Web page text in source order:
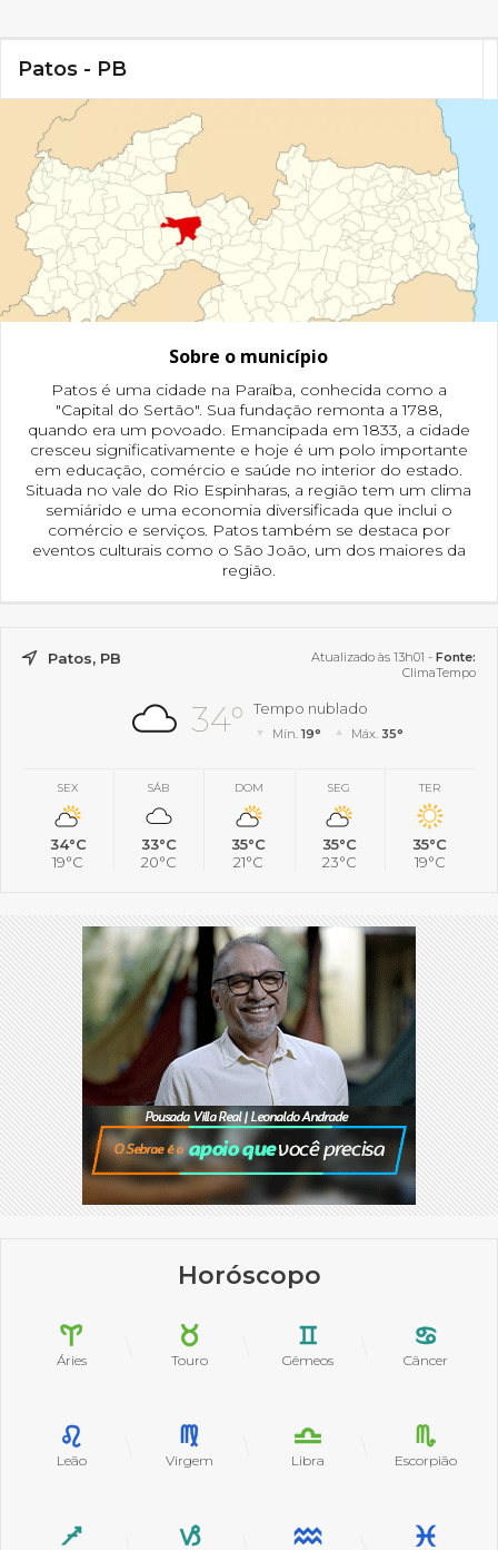
Patos - PB
Sobre o município
Patos é uma cidade na Paraíba, conhecida como a
"Capital do Sertão". Sua fundação remonta a 1788,
quando era um povoado. Emancipada em 1833, a cidade
cresceu significativamente e hoje é um polo importante
em educação, comércio e saúde no interior do estado.
Situada no vale do Rio Espinharas, a região tem um clima
semiárido e uma economia diversificada que inclui o
comércio e serviços. Patos também se destaca por
eventos culturais como o São João, um dos maiores da
região.
Patos, PB Atualizado às 13h01 - Fonte:
ClimaTempo
34° Tempo nublado
Mín.19° Máx. 35°
SEX
34°C
19°C
SÁB
33°C
20°C
DOM
35°C
21°C
SEG
35°C
23°C
TER
35°C
19°C
Horóscopo
Áries Touro Gêmeos Câncer
Leão Virgem Libra Escorpião